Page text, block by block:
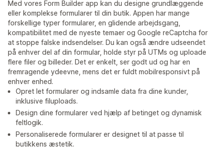
Med vores Form Builder app kan du designe grundlæggende
eller komplekse formularer til din butik. Appen har mange
forskellige typer formularer, en glidende arbejdsgang,
kompatibilitet med de nyeste temaer og Google reCaptcha for
at stoppe falske indsendelser. Du kan også ændre udseendet
på enhver del af din formular, holde styr på UTMs og uploade
flere filer og billeder. Det er enkelt, ser godt ud og har en
fremragende ydeevne, mens det er fuldt mobilresponsivt på
enhver enhed.
Opret let formularer og indsamle data fra dine kunder,
inklusive filuploads.
Design dine formularer ved hjælp af betinget og dynamisk
feltlogik.
Personaliserede formularer er designet til at passe til
butikkens æstetik.